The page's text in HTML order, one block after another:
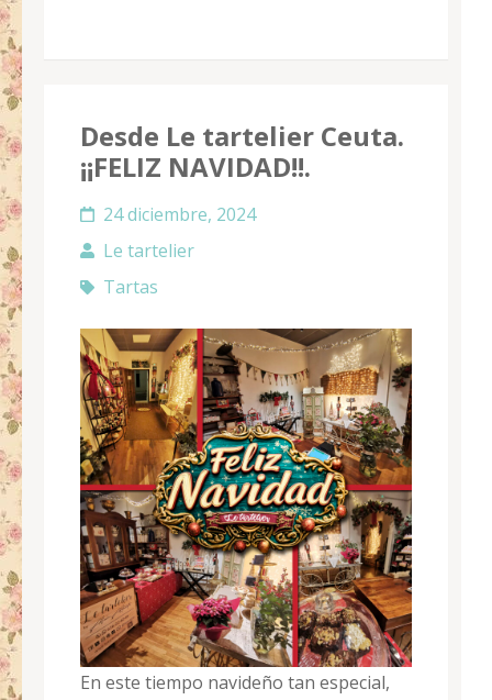
Desde Le tartelier Ceuta.
¡¡FELIZ NAVIDAD!!.
24 diciembre, 2024
Le tartelier
Tartas
En este tiempo navideño tan especial,